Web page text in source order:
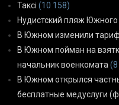
Таксі (10 158)
Нудистский пляж
В Южном изменили
В Южном пойман на
начальник военкомата (8
В Южном открылся
бесплатные медуслуги